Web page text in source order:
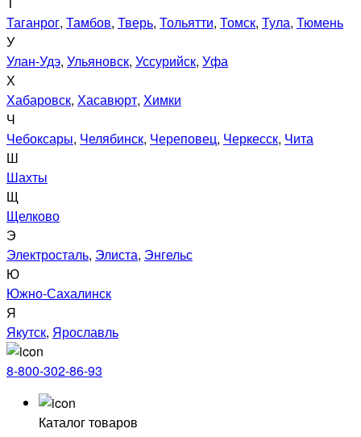
Таганрог, Тамбов, Тверь, Тольятти, Томск, Тула, Тюмень
У
Улан-Удэ, Ульяновск, Уссурийск, Уфа
Х
Хабаровск, Хасавюрт, Химки
Ч
Чебоксары, Челябинск, Череповец, Черкесск, Чита
Ш
Шахты
Щ
Щелково
Э
Электросталь, Элиста, Энгельс
Ю
Южно-Сахалинск
Я
Якутск, Ярославль
8-800-302-86-93
Каталог товаров